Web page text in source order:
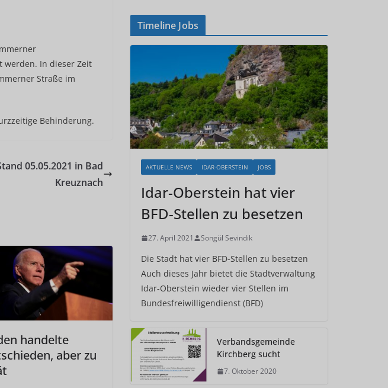
werden. In dieser Zeit
Straße im
Behinderung.
05.05.2021 in Bad
Kreuznach
handelte
aber zu
Timeline Jobs
AKTUELLE NEWS IDAR-OBERSTEIN JOBS
Idar-Oberstein hat vier
BFD-Stellen zu besetzen
27. April 2021 Songül Sevindik
Die Stadt hat vier BFD-Stellen zu besetzen
Auch dieses Jahr bietet die Stadtverwaltung
Idar-Oberstein wieder vier Stellen im
Bundesfreiwilligendienst (BFD)
Verbandsgemeinde
Kirchberg sucht
7. Oktober 2020